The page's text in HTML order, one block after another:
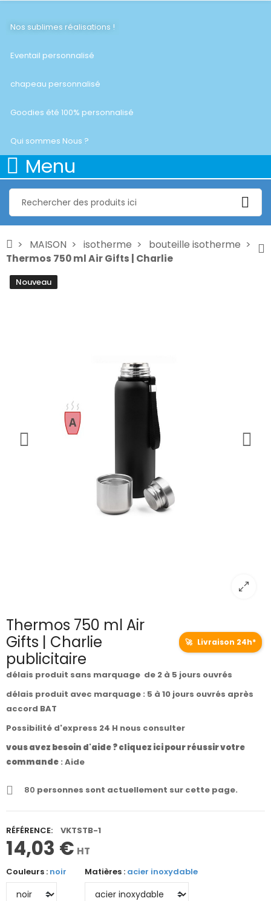
Nos sublimes réalisations !
Eventail personnalisé
chapeau personnalisé
Goodies été 100% personnalisé
Qui sommes Nous ?
Menu
MAISON isotherme
bouteille isotherme
Thermos 750 ml Air Gifts | Charlie
Nouveau
Thermos 750 ml Air
Gifts | Charlie
publicitaire
🚀 Livraison 24h*
délais produit sans marquage de 2 à 5 jours ouvrés
délais produit avec marquage : 5 à 10 jours ouvrés après
accord BAT
Possibilité d'express 24 H nous consulter
vous avez besoin d'aide ? cliquez ici pour réussir votre
commande : Aide
80 personnes sont actuellement sur cette page.
RÉFÉRENCE: VKTSTB-1
14,03 € HT
Couleurs : noir Matières : acier inoxydable